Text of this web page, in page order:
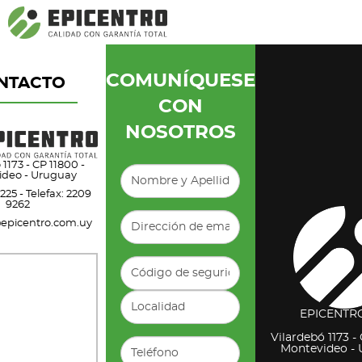
¿Olvidó su contraseña?Regístrese aquí
- CP 11800 -
- Uruguay
- Telefax: 2209
9262
COMUNÍQUESE
CON
NOSOTROS
Vilardebó 1173 -
Montevideo -